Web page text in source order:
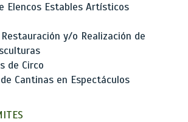
Elencos Estables Artísticos
y/o Realización de
de Circo
Cantinas en Espectáculos